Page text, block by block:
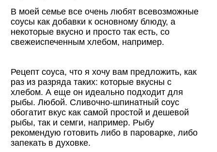
В моей семье все очень любят всевозможные
соусы как добавки к основному блюду, а
некоторые вкусно и просто так есть, со
свежеиспеченным хлебом, например.
Рецепт соуса, что я хочу вам предложить, как
раз из разряда таких: которые вкусны с
хлебом. А еще он идеально подходит для
рыбы. Любой. Сливочно-шпинатный соус
обогатит вкус как самой простой и дешевой
рыбы, так и семги, например. Рыбу
рекомендую готовить либо в пароварке, либо
запекать в духовке.